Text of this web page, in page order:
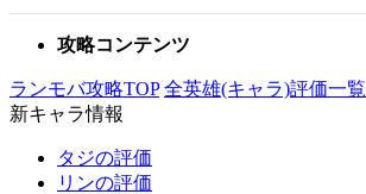
攻略コンテンツ
ランモバ攻略TOP 全英雄(キャラ)評価一覧
新キャラ情報
タジの評価
リンの評価